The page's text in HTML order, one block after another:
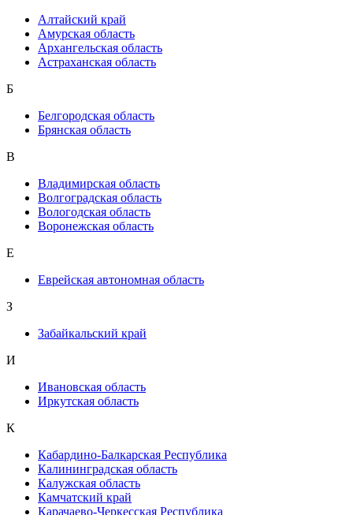
Алтайский край
Амурская область
Архангельская область
Астраханская область
Б
Белгородская область
Брянская область
В
Владимирская область
Волгоградская область
Вологодская область
Воронежская область
Е
Еврейская автономная область
З
Забайкальский край
И
Ивановская область
Иркутская область
К
Кабардино-Балкарская Республика
Калининградская область
Калужская область
Камчатский край
Карачаево-Черкесская Республика